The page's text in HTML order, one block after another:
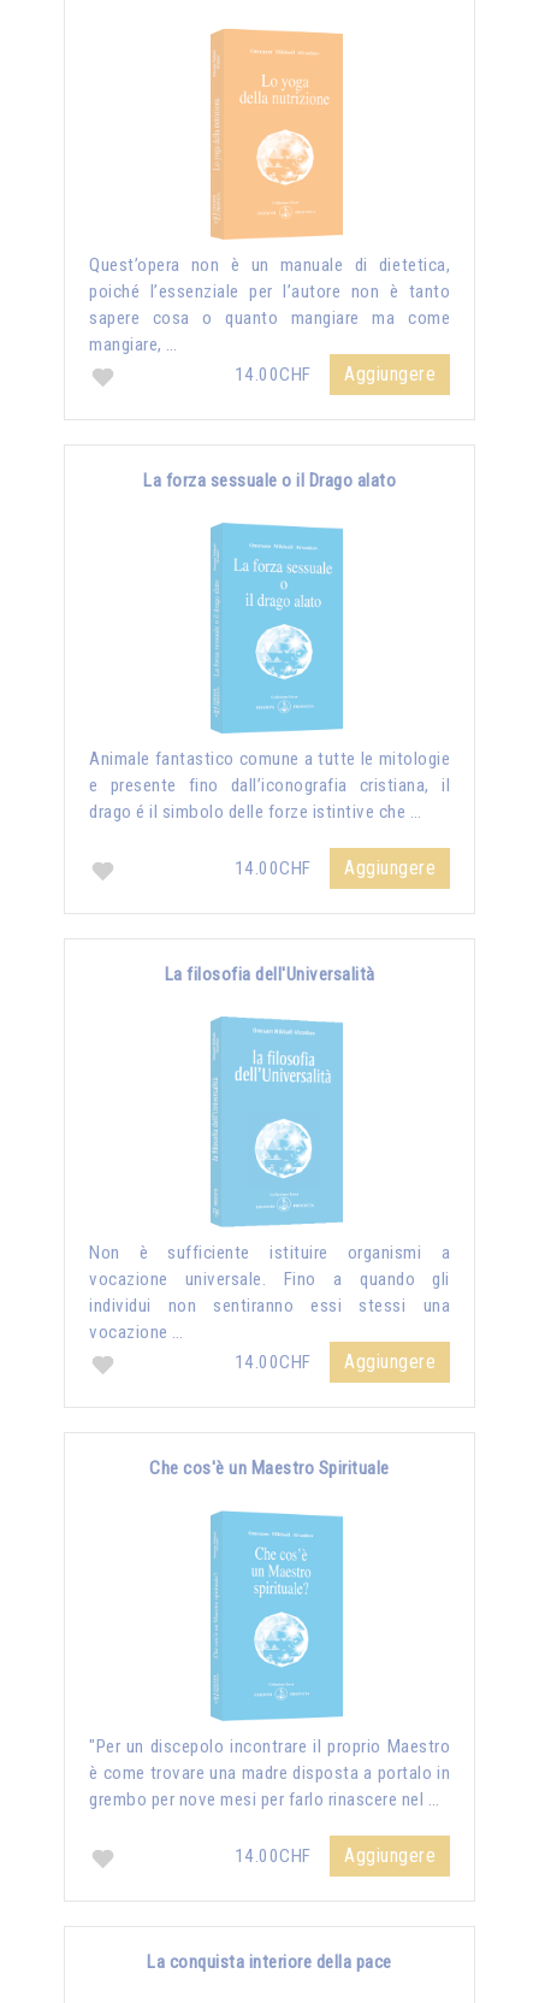
Quest’opera non è un manuale di dietetica,
poiché l’essenziale per l’autore non è tanto
sapere cosa o quanto mangiare ma come
mangiare, …
14.00CHF
Aggiungere
La forza sessuale o il Drago alato
Animale fantastico comune a tutte le mitologie
e presente fino dall’iconografia cristiana, il
drago é il simbolo delle forze istintive che …
14.00CHF Aggiungere
La filosofia dell'Universalità
Non è sufficiente istituire organismi a
vocazione universale. Fino a quando gli
individui non sentiranno essi stessi una
vocazione …
14.00CHF
Aggiungere
Che cos'è un Maestro Spirituale
"Per un discepolo incontrare il proprio Maestro
è come trovare una madre disposta a portalo in
grembo per nove mesi per farlo rinascere nel …
14.00CHF Aggiungere
La conquista interiore della pace